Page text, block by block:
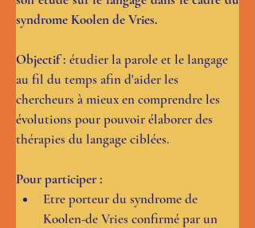
syndrome Koolen de Vries.
Objectif : étudier la parole et le langage
au fil du temps afin d'aider les
chercheurs à mieux en comprendre les
évolutions pour pouvoir élaborer des
thérapies du langage ciblées.
Pour participer :
Etre porteur du syndrome de
Koolen-de Vries confirmé par un